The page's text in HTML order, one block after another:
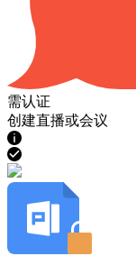
需认证
创建直播或会议